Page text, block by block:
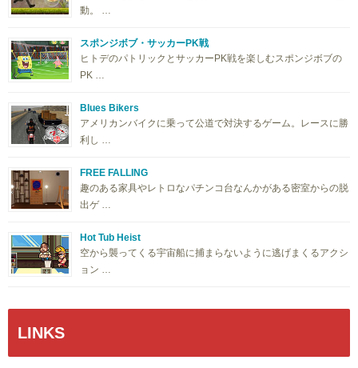
動。 …
スポンジボブ・サッカーPK戦
ヒトデのパトリックとサッカーPK戦を楽しむスポンジボブの
PK …
Blues Bikers
アメリカンバイクに乗って公道で対決するゲーム。レースに勝
利し …
FREE FALLING
趣のある家具やレトロなパチンコ台なんかがある密室からの脱
出ゲ …
Hot Tub Heist
空から襲ってくる宇宙船に捕まらないように逃げまくるアクシ
ョン …
LINKS